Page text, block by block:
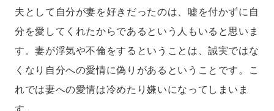
夫として自分が妻を好きだったのは、嘘を付かずに自
分を愛してくれたからであるという人もいると思いま
す。妻が浮気や不倫をするということは、誠実ではな
くなり自分への愛情に偽りがあるということです。こ
れでは妻への愛情は冷めたり嫌いになってしまいま
す。